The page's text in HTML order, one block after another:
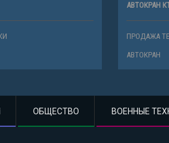
АВТОКРАН КТА-28. 07Г.В. НА БАЗЕ
ОБЩЕСТВО ВОЕННЫЕ